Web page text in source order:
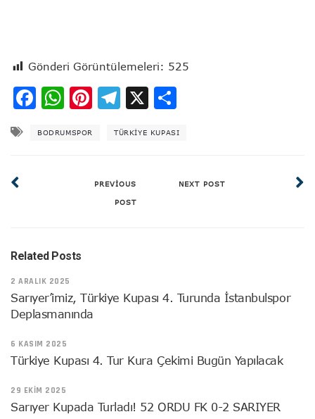
Gönderi Görüntülemeleri: 525
Facebook
WhatsApp
Pinterest
Telegram
X
BODRUMSPOR TÜRKIYE KUPASI
PREVIOUS
POST
NEXT POST
Related Posts
2 ARALIK 2025
Sarıyer’imiz, Türkiye Kupası 4. Turunda İstanbulspor
Deplasmanında
6 KASIM 2025
Türkiye Kupası 4. Tur Kura Çekimi Bugün Yapılacak
29 EKIM 2025
Sarıyer Kupada Turladı! 52 ORDU FK 0-2 SARIYER